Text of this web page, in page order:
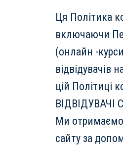
Ця Політика
включаючи
(онлайн -
відвідувачів
цій Політиці
ВІДВІДУВАЧІ
Ми отримаємо
сайту за